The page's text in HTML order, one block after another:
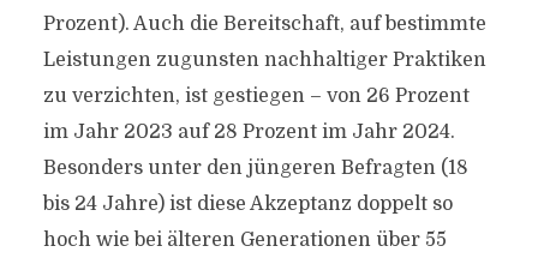
Prozent). Auch die Bereitschaft, auf bestimmte
Leistungen zugunsten nachhaltiger Praktiken
zu verzichten, ist gestiegen – von 26 Prozent
im Jahr 2023 auf 28 Prozent im Jahr 2024.
Besonders unter den jüngeren Befragten (18
bis 24 Jahre) ist diese Akzeptanz doppelt so
hoch wie bei älteren Generationen über 55